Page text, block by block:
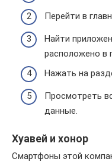
Перейти в
Найти
расположено в
Нажать на
Просмотреть
данные.
Хуавей и хонор
Смартфоны этой